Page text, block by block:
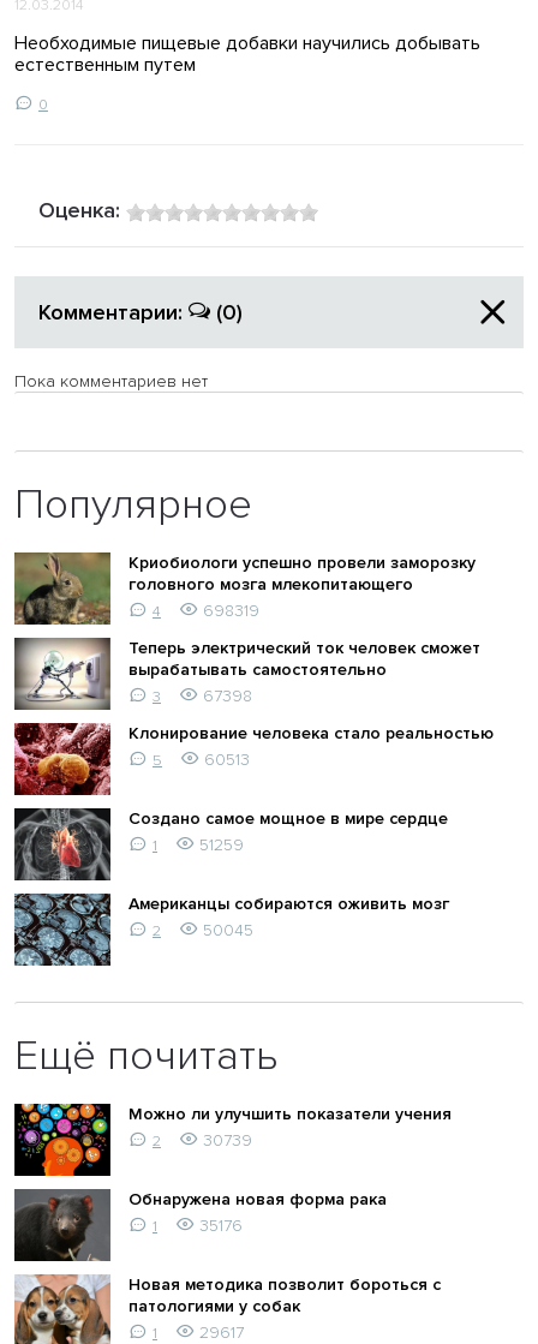
12.03.2014
Необходимые пищевые добавки научились добывать
естественным путем
0
Оценка:
Комментарии: (0)
Пока комментариев нет
Популярное
Криобиологи успешно провели заморозку
головного мозга млекопитающего
4
698319
Теперь электрический ток человек сможет
вырабатывать самостоятельно
3
67398
Клонирование человека стало реальностью
5 60513
Создано самое мощное в мире сердце
1 51259
Американцы собираются оживить мозг
2 50045
Ещё почитать
Можно ли улучшить показатели учения
2 30739
Обнаружена новая форма рака
1 35176
Новая методика позволит бороться с
патологиями у собак
1
29617